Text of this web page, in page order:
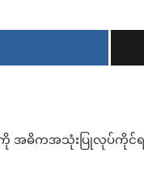
အဓိကအသုံးပြုလုပ်ကိုင်